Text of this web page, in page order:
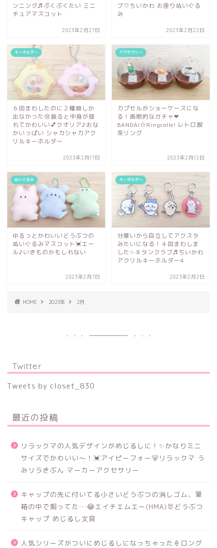
ンニング♬ぷくぷくたい ミニ
チュアマスコット
2023年2月27日
ブ♡ちいかわ お座りぬいぐる
み
2023年2月22日
キーホルダー
６回まわしたのに２種類しか
出なかった😢振ると中身が揺
れてかわいい💕クオリア♪おな
かいっぱい シャカシャカアク
リルキーホルダー
2023年2月17日
アクセサリー
カプセルがショーケースにな
る！画期的なガチャ❤
BANDAI☆Ringcolle! レトロ喫
茶リング
2023年2月12日
ぬいぐるみ
ゆるっとかわいいどうぶつの
ぬいぐるみマスコット💓エー
ル♪いきものかもしれない
2023年2月7日
キーホルダー
分厚いから自立してアクスタ
みたいになる！４回まわしま
した✨キタンクラブ♬ちいかわ
アクリルキーホルダー4
2023年2月2日
HOME 2023年 2月
Twitter
Tweets by closet_830
最近の投稿
リラックマの人気デザインがめじるしに！✨かなりミニ
サイズでかわいい～！💓アイピーフォー🐻リラックマ う
みリラきぶん マーカーアクセサリー
キャップの先に付いてる小さいどうぶつの消しゴム、筆
箱の中で飼ってた…😂エイチエムエー(HMA)🐰どうぶつ
キャップ めじるし文具
人気シリーズがついにめじるしになっちゃった🍦ロング